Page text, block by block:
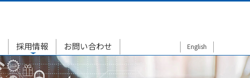
English
採用情報 お問い合わせ